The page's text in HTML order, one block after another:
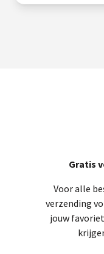
Gratis
Voor alle
verzending
jouw